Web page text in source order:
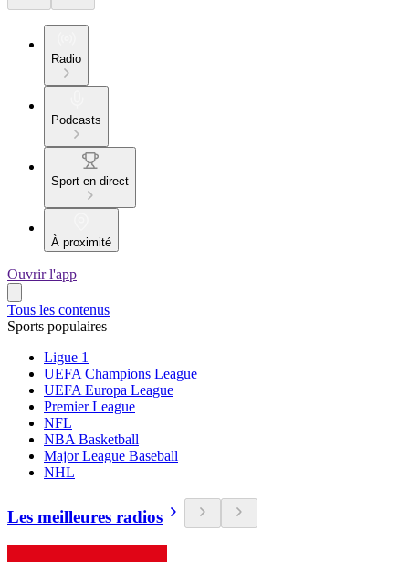
Radio
Podcasts
Sport en direct
À proximité
Ouvrir l'app
Tous les contenus
Sports populaires
Ligue 1
UEFA Champions League
UEFA Europa League
Premier League
NFL
NBA Basketball
Major League Baseball
NHL
Les meilleures radios